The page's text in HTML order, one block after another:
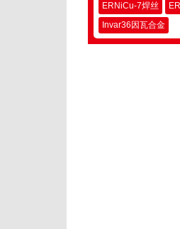
ERNiCu-7焊丝
Invar36因瓦合金